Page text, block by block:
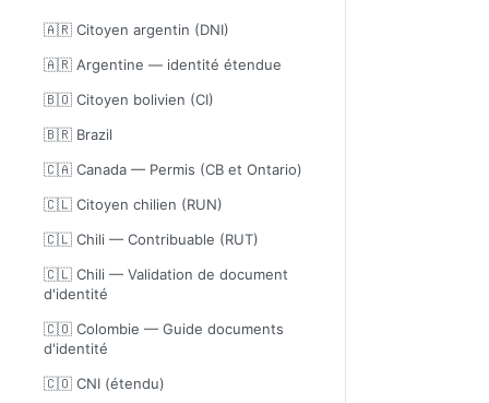
🇦🇷 Citoyen argentin (DNI)
🇦🇷 Argentine — identité étendue
🇧🇴 Citoyen bolivien (CI)
🇧🇷 Brazil
🇨🇦 Canada — Permis (CB et Ontario)
🇨🇱 Citoyen chilien (RUN)
🇨🇱 Chili — Contribuable (RUT)
🇨🇱 Chili — Validation de document
d'identité
🇨🇴 Colombie — Guide documents
d'identité
🇨🇴 CNI (étendu)